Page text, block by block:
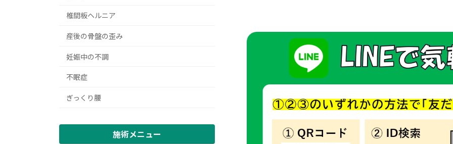
椎間板ヘルニア
産後の骨盤の歪み
妊娠中の不調
不眠症
ぎっくり腰
施術メニュー